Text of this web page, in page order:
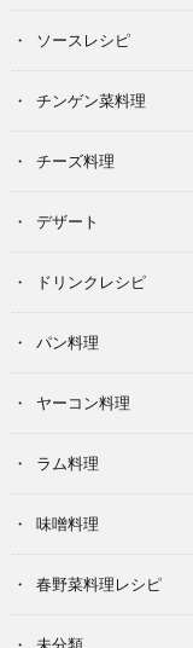
ソースレシピ
チンゲン菜料理
チーズ料理
デザート
ドリンクレシピ
パン料理
ヤーコン料理
ラム料理
味噌料理
春野菜料理レシピ